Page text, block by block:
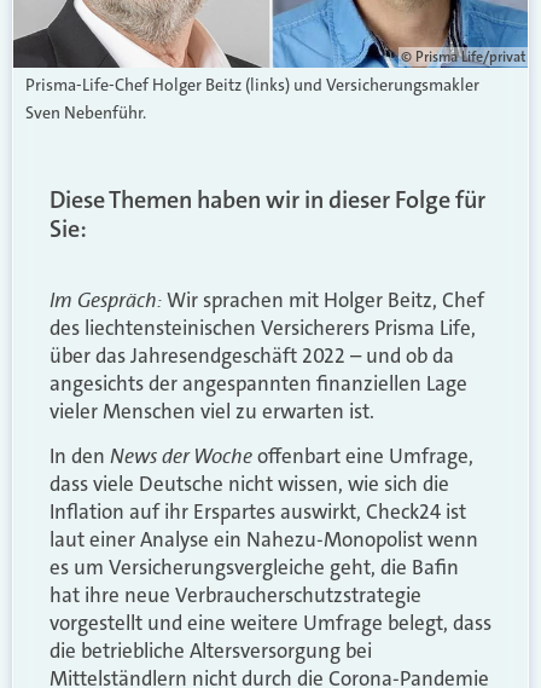
© Prisma Life/privat
Prisma-Life-Chef Holger Beitz (links) und Versicherungsmakler
Sven Nebenführ.
Diese Themen haben wir in dieser Folge für
Sie:
Im Gespräch:Wir sprachen mit Holger Beitz, Chef
des liechtensteinischen Versicherers Prisma Life,
über das Jahresendgeschäft 2022 – und ob da
angesichts der angespannten finanziellen Lage
vieler Menschen viel zu erwarten ist.
In den News der Wocheoffenbart eine Umfrage,
dass viele Deutsche nicht wissen, wie sich die
Inflation auf ihr Erspartes auswirkt, Check24 ist
laut einer Analyse ein Nahezu-Monopolist wenn
es um Versicherungsvergleiche geht, die Bafin
hat ihre neue Verbraucherschutzstrategie
vorgestellt und eine weitere Umfrage belegt, dass
die betriebliche Altersversorgung bei
Mittelständlern nicht durch die Corona-Pandemie